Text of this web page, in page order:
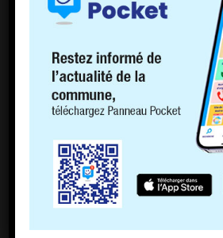
Questionnaire AM Charnoz